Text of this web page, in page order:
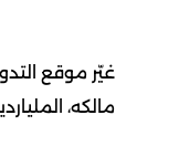
مالكه،